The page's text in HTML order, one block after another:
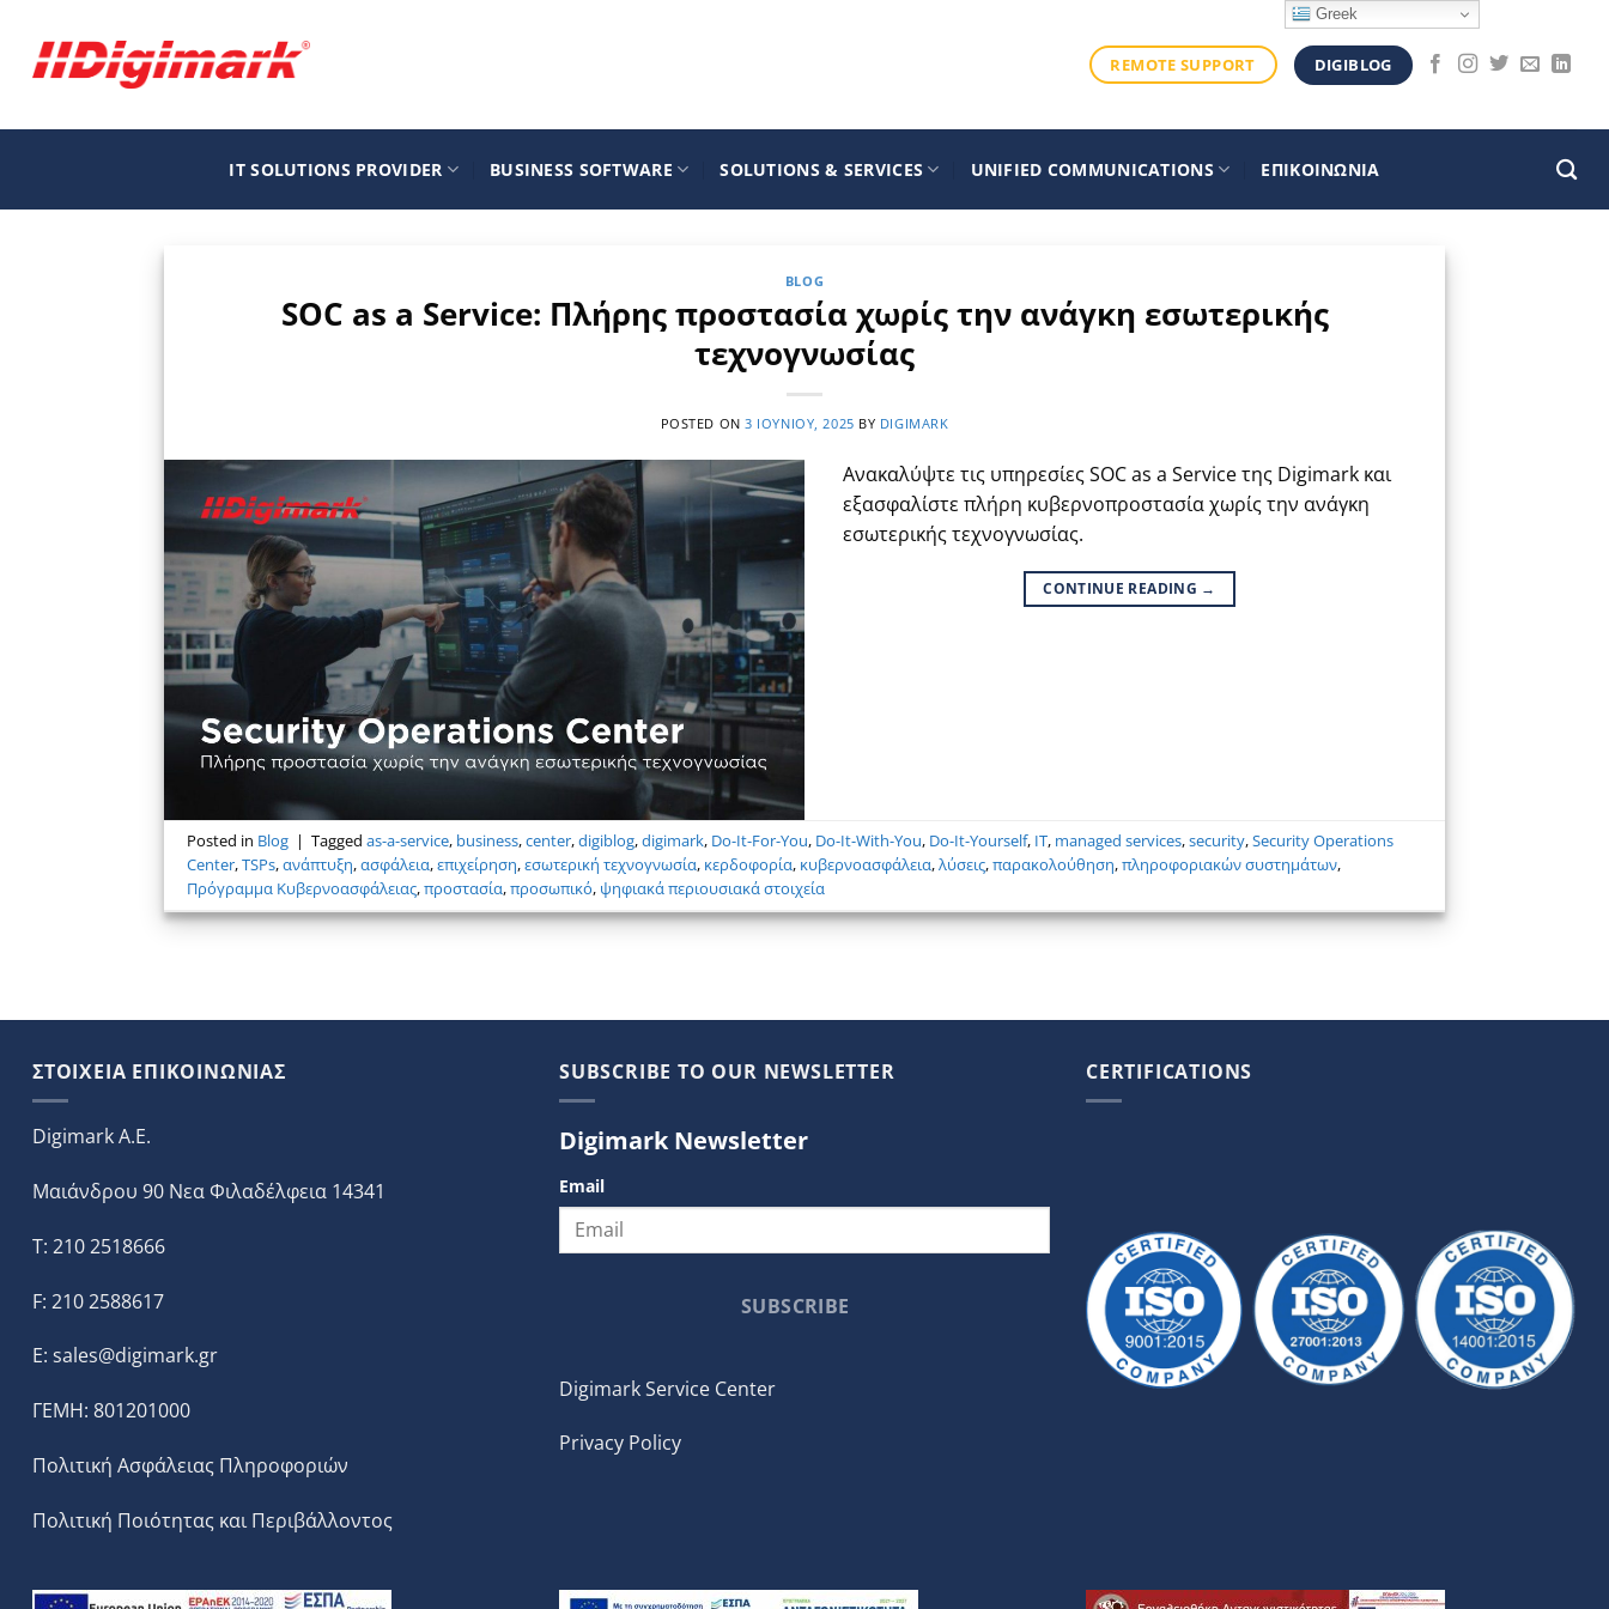
περιεχόμενο
REMOTE SUPPORT DIGIBLOG
IT SOLUTIONS PROVIDER BUSINESS SOFTWARE SOLUTIONS & SERVICES UNIFIED COMMUNICATIONS ΕΠΙΚΟΙΝΩΝΙΑ
BLOG
SOC as a Service: Πλήρης προστασία χωρίς την ανάγκη εσωτερικής
τεχνογνωσίας
POSTED ON3 ΙΟΥΝΊΟΥ, 2025 BY DIGIMARK
Ανακαλύψτε τις υπηρεσίες SOC as a Service της Digimark και
εξασφαλίστε πλήρη κυβερνοπροστασία χωρίς την ανάγκη
εσωτερικής τεχνογνωσίας.
CONTINUE READING →
Posted in Blog | Taggedas-a-service, business,center,digiblog,digimark, Do-It-For-You, Do-It-With-You, Do-It-Yourself, IT, managed services,security,Security Operations
Center,TSPs,ανάπτυξη,ασφάλεια,επιχείρηση,εσωτερική τεχνογνωσία, κερδοφορία, κυβερνοασφάλεια,λύσεις,παρακολούθηση,πληροφοριακών συστημάτων,
Πρόγραμμα Κυβερνοασφάλειας,προστασία,προσωπικό, ψηφιακά περιουσιακά στοιχεία
ΣΤΟΙΧΕΙΑ ΕΠΙΚΟΙΝΩΝΙΑΣ
Digimark A.E.
Μαιάνδρου 90 Νεα Φιλαδέλφεια 14341
T: 210 2518666
F: 210 2588617
E: sales@digimark.gr
ΓΕΜΗ: 801201000
Πολιτική Ασφάλειας Πληροφοριών
Πολιτική Ποιότητας και Περιβάλλοντος
SUBSCRIBE TO OUR NEWSLETTER
Digimark Newsletter
Email
SUBSCRIBE
Digimark Service Center
Privacy Policy
CERTIFICATIONS
Greek